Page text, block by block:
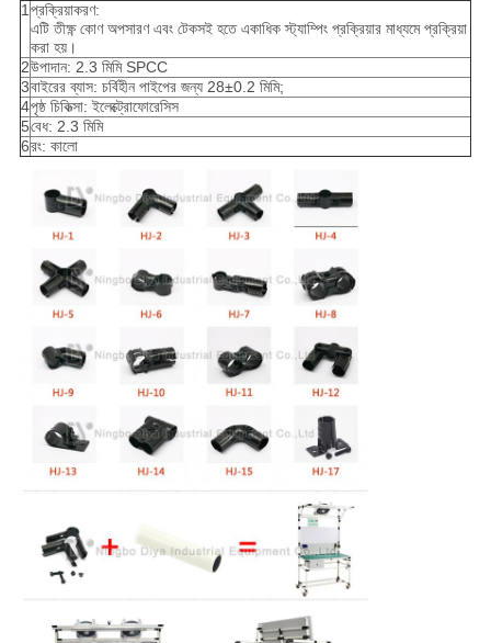
1প্রক্রিয়াকরণ:
এটি তীক্ষ্ণ কোণ অপসারণ এবং টেকসই হতে একাধিক স্ট্যাম্পিং প্রক্রিয়ার মাধ্যমে প্রক্রিয়া
করা হয়।
2উপাদান: 2.3 মিমি SPCC
3বাইরের ব্যাস: চর্বিহীন পাইপের জন্য 28±0.2 মিমি;
4পৃষ্ঠ চিকিত্সা: ইলেক্ট্রোফোরেসিস
5বেধ: 2.3 মিমি
6রং: কালো